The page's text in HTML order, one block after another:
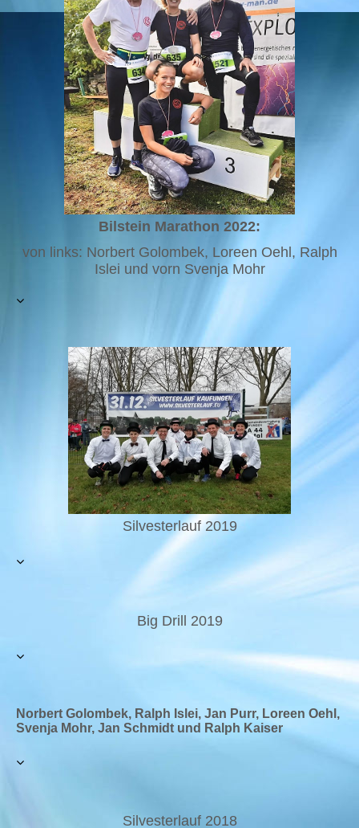
Bilstein Marathon 2022:
von links: Norbert Golombek, Loreen Oehl, Ralph
Islei und vorn Svenja Mohr
Silvesterlauf 2019
Big Drill 2019
Norbert Golombek, Ralph Islei, Jan Purr, Loreen Oehl,
Svenja Mohr, Jan Schmidt und Ralph Kaiser
Silvesterlauf 2018